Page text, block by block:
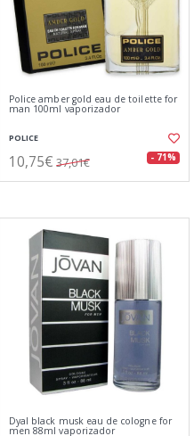
Police amber gold eau de toilette for
man 100ml vaporizador
POLICE
10,75€ 37,01€ - 71%
Dyal black musk eau de cologne for
men 88ml vaporizador